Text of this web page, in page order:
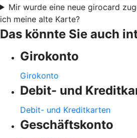
Mir wurde eine neue girocard
ich meine alte Karte?
Das könnte Sie auch
Girokonto
Girokonto
Debit- und
Debit- und Kreditkarten
Geschäftskonto